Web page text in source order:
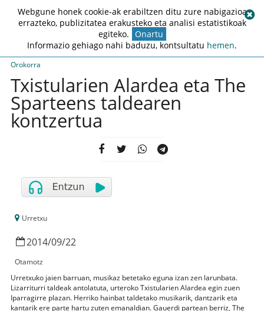
Orokorra
Txistularien Alardea eta The
Sparteens taldearen
kontzertua
Urretxu
2014/09/22
Otamotz
Urretxuko jaien barruan, musikaz betetako eguna izan zen larunbata.
Lizarriturri taldeak antolatuta, urteroko Txistularien Alardea egin zuen
Iparragirre plazan. Herriko hainbat taldetako musikarik, dantzarik eta
kantarik ere parte hartu zuten emanaldian. Gauerdi partean berriz, The
Webgune honek cookie-ak erabiltzen ditu zure nabigazioa
errazteko, publizitatea erakusteko eta analisi estatistikoak
egiteko. Onartu
Informazio gehiago nahi baduzu, kontsultatu hemen.